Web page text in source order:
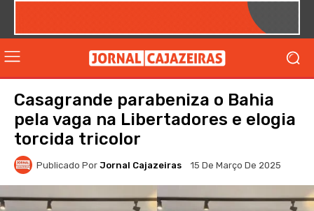
Casagrande parabeniza o Bahia
pela vaga na Libertadores e elogia
torcida tricolor
Publicado Por Jornal Cajazeiras 15 De Março De 2025